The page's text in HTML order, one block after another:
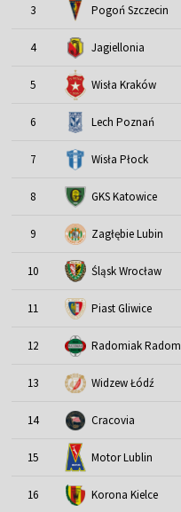
3 Pogoń Szczecin
4 Jagiellonia
5 Wisła Kraków
6 Lech Poznań
7 Wisła Płock
8 GKS Katowice
9 Zagłębie Lubin
10 Śląsk Wrocław
11 Piast Gliwice
12 Radomiak Radom
13 Widzew Łódź
14 Cracovia
15 Motor Lublin
16 Korona Kielce